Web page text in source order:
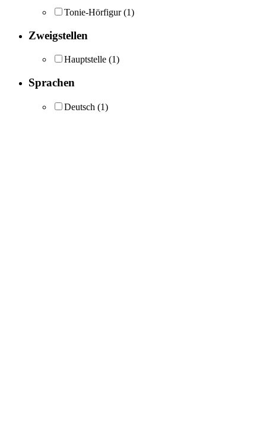
Tonie-Hörfigur (1)
Zweigstellen
Hauptstelle (1)
Sprachen
Deutsch (1)